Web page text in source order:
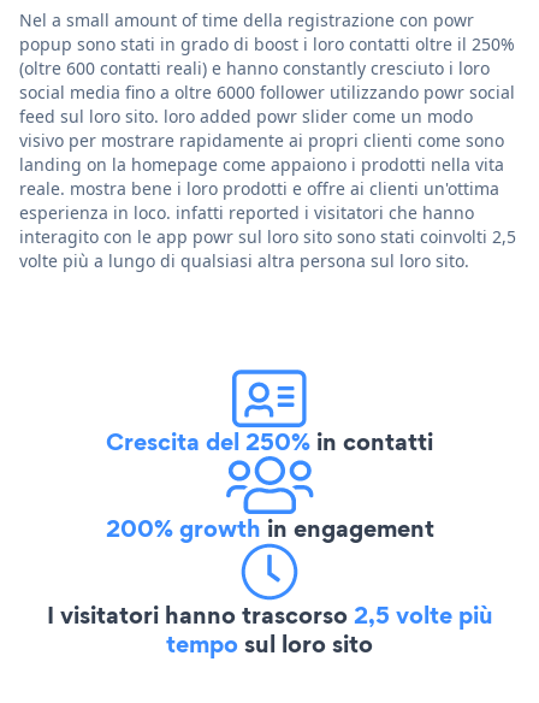
Nel a small amount of time della registrazione con powr
popup sono stati in grado di boost i loro contatti oltre il 250%
(oltre 600 contatti reali) e hanno constantly cresciuto i loro
social media fino a oltre 6000 follower utilizzando powr social
feed sul loro sito. loro added powr slider come un modo
visivo per mostrare rapidamente ai propri clienti come sono
landing on la homepage come appaiono i prodotti nella vita
reale. mostra bene i loro prodotti e offre ai clienti un'ottima
esperienza in loco. infatti reported i visitatori che hanno
interagito con le app powr sul loro sito sono stati coinvolti 2,5
volte più a lungo di qualsiasi altra persona sul loro sito.
Crescita del 250% in contatti
200% growth in engagement
I visitatori hanno trascorso2,5 volte più
temposul loro sito